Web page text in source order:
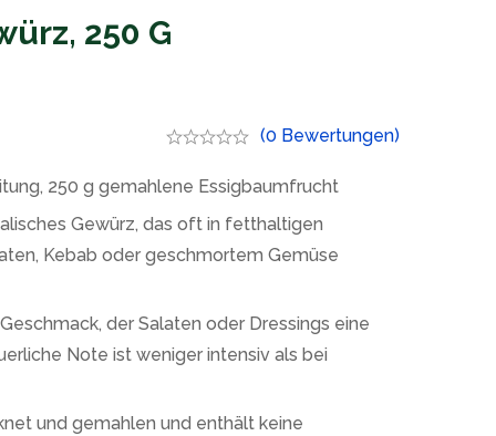
250 G
(0 Bewertungen)
250 g gemahlene Essigbaumfrucht
Gewürz, das oft in fetthaltigen
Kebab oder geschmortem Gemüse
der Salaten oder Dressings eine
Note ist weniger intensiv als bei
und gemahlen und enthält keine